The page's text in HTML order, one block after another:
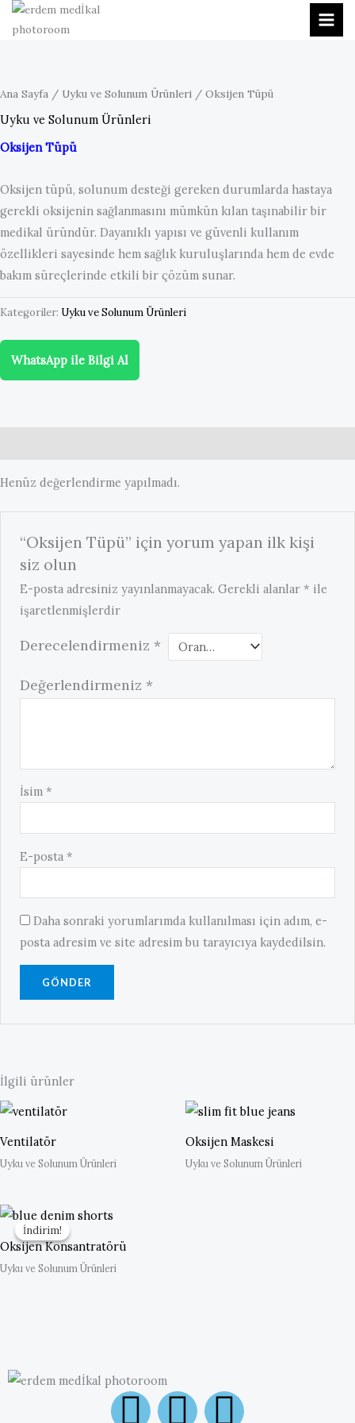
İçeriğe
atla
Ana Sayfa / Uyku ve Solunum Ürünleri / Oksijen Tüpü
Uyku ve Solunum Ürünleri
Oksijen Tüpü
Oksijen tüpü, solunum desteği gereken durumlarda hastaya
gerekli oksijenin sağlanmasını mümkün kılan taşınabilir bir
medikal üründür. Dayanıklı yapısı ve güvenli kullanım
özellikleri sayesinde hem sağlık kuruluşlarında hem de evde
bakım süreçlerinde etkili bir çözüm sunar.
Kategoriler: Uyku ve Solunum Ürünleri
WhatsApp ile Bilgi Al
Henüz değerlendirme yapılmadı.
“Oksijen Tüpü” için yorum yapan ilk kişi
siz olun
E-posta adresiniz yayınlanmayacak. Gerekli alanlar* ile
işaretlenmişlerdir
Derecelendirmeniz *
Değerlendirmeniz *
İsim*
E-posta*
Daha sonraki yorumlarımda kullanılması için adım, e-
posta adresim ve site adresim bu tarayıcıya kaydedilsin.
İlgili ürünler
Ventilatör
Uyku ve Solunum Ürünleri
Oksijen Maskesi
Uyku ve Solunum Ürünleri
İndirim!
İndirim!
Oksijen Konsantratörü
Uyku ve Solunum Ürünleri
I F Y